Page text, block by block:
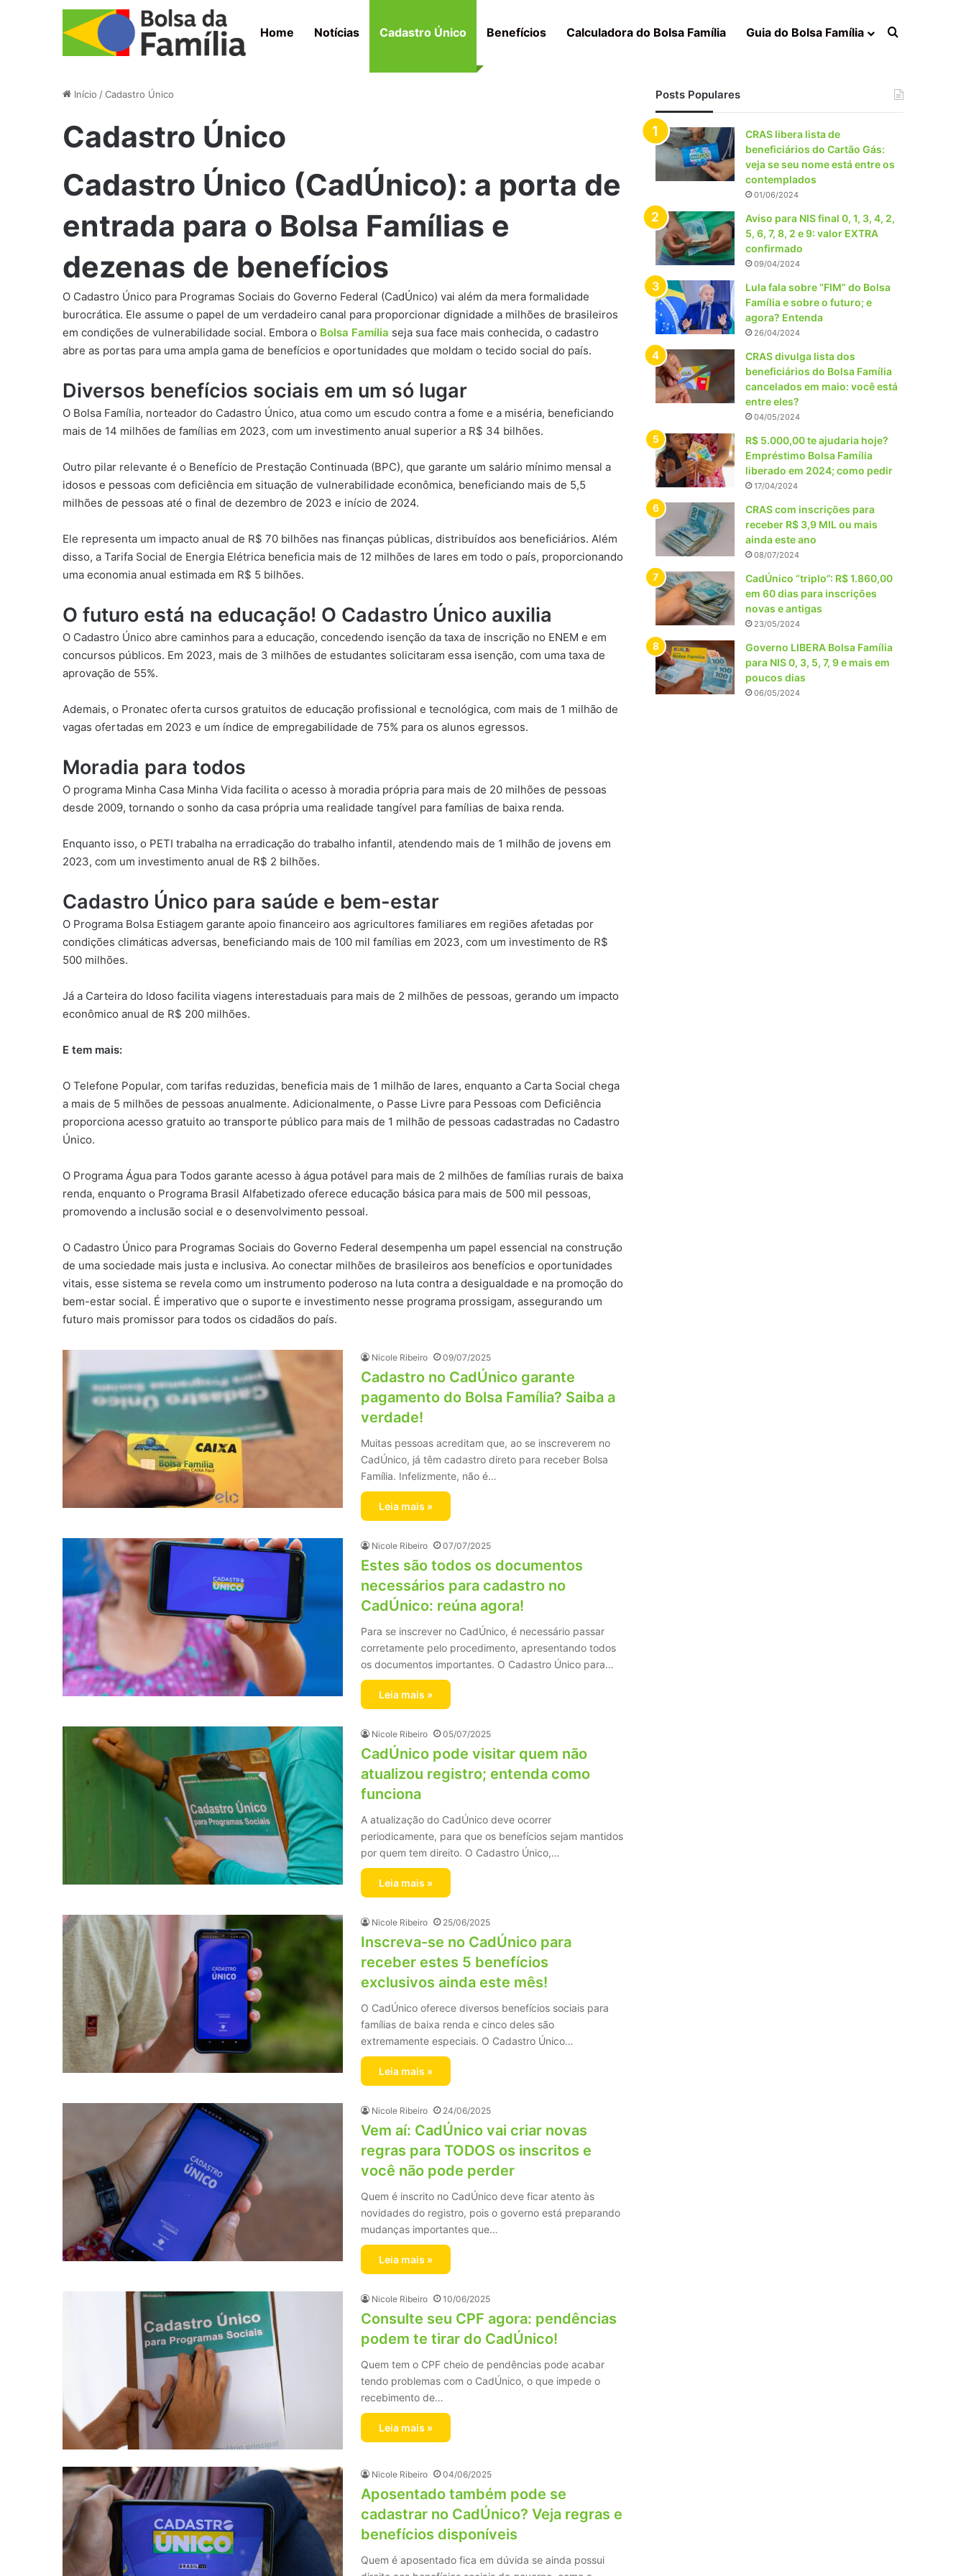
Home Notícias Cadastro Único Benefícios Calculadora do Bolsa Família Guia do Bolsa Família Procurar por
Início /Cadastro Único
Cadastro Único
Cadastro Único (CadÚnico): a porta de
entrada para o Bolsa Famílias e
dezenas de benefícios
O Cadastro Único para Programas Sociais do Governo Federal (CadÚnico) vai além da mera formalidade
burocrática. Ele assume o papel de um verdadeiro canal para proporcionar dignidade a milhões de brasileiros
em condições de vulnerabilidade social. Embora o Bolsa Família seja sua face mais conhecida, o cadastro
abre as portas para uma ampla gama de benefícios e oportunidades que moldam o tecido social do país.
Diversos benefícios sociais em um só lugar
O Bolsa Família, norteador do Cadastro Único, atua como um escudo contra a fome e a miséria, beneficiando
mais de 14 milhões de famílias em 2023, com um investimento anual superior a R$ 34 bilhões.
Outro pilar relevante é o Benefício de Prestação Continuada (BPC), que garante um salário mínimo mensal a
idosos e pessoas com deficiência em situação de vulnerabilidade econômica, beneficiando mais de 5,5
milhões de pessoas até o final de dezembro de 2023 e início de 2024.
Ele representa um impacto anual de R$ 70 bilhões nas finanças públicas, distribuídos aos beneficiários. Além
disso, a Tarifa Social de Energia Elétrica beneficia mais de 12 milhões de lares em todo o país, proporcionando
uma economia anual estimada em R$ 5 bilhões.
O futuro está na educação! O Cadastro Único auxilia
O Cadastro Único abre caminhos para a educação, concedendo isenção da taxa de inscrição no ENEM e em
concursos públicos. Em 2023, mais de 3 milhões de estudantes solicitaram essa isenção, com uma taxa de
aprovação de 55%.
Ademais, o Pronatec oferta cursos gratuitos de educação profissional e tecnológica, com mais de 1 milhão de
vagas ofertadas em 2023 e um índice de empregabilidade de 75% para os alunos egressos.
Moradia para todos
O programa Minha Casa Minha Vida facilita o acesso à moradia própria para mais de 20 milhões de pessoas
desde 2009, tornando o sonho da casa própria uma realidade tangível para famílias de baixa renda.
Enquanto isso, o PETI trabalha na erradicação do trabalho infantil, atendendo mais de 1 milhão de jovens em
2023, com um investimento anual de R$ 2 bilhões.
Cadastro Único para saúde e bem-estar
O Programa Bolsa Estiagem garante apoio financeiro aos agricultores familiares em regiões afetadas por
condições climáticas adversas, beneficiando mais de 100 mil famílias em 2023, com um investimento de R$
500 milhões.
Já a Carteira do Idoso facilita viagens interestaduais para mais de 2 milhões de pessoas, gerando um impacto
econômico anual de R$ 200 milhões.
E tem mais:
O Telefone Popular, com tarifas reduzidas, beneficia mais de 1 milhão de lares, enquanto a Carta Social chega
a mais de 5 milhões de pessoas anualmente. Adicionalmente, o Passe Livre para Pessoas com Deficiência
proporciona acesso gratuito ao transporte público para mais de 1 milhão de pessoas cadastradas no Cadastro
Único.
O Programa Água para Todos garante acesso à água potável para mais de 2 milhões de famílias rurais de baixa
renda, enquanto o Programa Brasil Alfabetizado oferece educação básica para mais de 500 mil pessoas,
promovendo a inclusão social e o desenvolvimento pessoal.
O Cadastro Único para Programas Sociais do Governo Federal desempenha um papel essencial na construção
de uma sociedade mais justa e inclusiva. Ao conectar milhões de brasileiros aos benefícios e oportunidades
vitais, esse sistema se revela como um instrumento poderoso na luta contra a desigualdade e na promoção do
bem-estar social. É imperativo que o suporte e investimento nesse programa prossigam, assegurando um
futuro mais promissor para todos os cidadãos do país.
Nicole Ribeiro 09/07/2025
Cadastro no CadÚnico garante
pagamento do Bolsa Família? Saiba a
verdade!
Muitas pessoas acreditam que, ao se inscreverem no
CadÚnico, já têm cadastro direto para receber Bolsa
Família. Infelizmente, não é…
Leia mais »
Nicole Ribeiro 07/07/2025
Estes são todos os documentos
necessários para cadastro no
CadÚnico: reúna agora!
Para se inscrever no CadÚnico, é necessário passar
corretamente pelo procedimento, apresentando todos
os documentos importantes. O Cadastro Único para…
Leia mais »
Nicole Ribeiro 05/07/2025
CadÚnico pode visitar quem não
atualizou registro; entenda como
funciona
A atualização do CadÚnico deve ocorrer
periodicamente, para que os benefícios sejam mantidos
por quem tem direito. O Cadastro Único,…
Leia mais »
Nicole Ribeiro 25/06/2025
Inscreva-se no CadÚnico para
receber estes 5 benefícios
exclusivos ainda este mês!
O CadÚnico oferece diversos benefícios sociais para
famílias de baixa renda e cinco deles são
extremamente especiais. O Cadastro Único…
Leia mais »
Nicole Ribeiro 24/06/2025
Vem aí: CadÚnico vai criar novas
regras para TODOS os inscritos e
você não pode perder
Quem é inscrito no CadÚnico deve ficar atento às
novidades do registro, pois o governo está preparando
mudanças importantes que…
Leia mais »
Nicole Ribeiro 10/06/2025
Consulte seu CPF agora: pendências
podem te tirar do CadÚnico!
Quem tem o CPF cheio de pendências pode acabar
tendo problemas com o CadÚnico, o que impede o
recebimento de…
Leia mais »
Nicole Ribeiro 04/06/2025
Aposentado também pode se
cadastrar no CadÚnico? Veja regras e
benefícios disponíveis
Quem é aposentado fica em dúvida se ainda possui
Posts Populares
CRAS libera lista de
beneficiários do Cartão Gás:
veja se seu nome está entre os
contemplados
01/06/2024
Aviso para NIS final 0, 1, 3, 4, 2,
5, 6, 7, 8, 2 e 9: valor EXTRA
confirmado
09/04/2024
Lula fala sobre “FIM” do Bolsa
Família e sobre o futuro; e
agora? Entenda
26/04/2024
CRAS divulga lista dos
beneficiários do Bolsa Família
cancelados em maio: você está
entre eles?
04/05/2024
R$ 5.000,00 te ajudaria hoje?
Empréstimo Bolsa Família
liberado em 2024; como pedir
17/04/2024
CRAS com inscrições para
receber R$ 3,9 MIL ou mais
ainda este ano
08/07/2024
CadÚnico “triplo”: R$ 1.860,00
em 60 dias para inscrições
novas e antigas
23/05/2024
Governo LIBERA Bolsa Família
para NIS 0, 3, 5, 7, 9 e mais em
poucos dias
06/05/2024